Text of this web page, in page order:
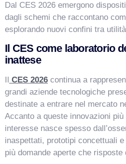
Dal CES 2026 emergono
dagli schemi che raccontano
esplorando nuovi confini tra
Il CES come laboratorio
inattese
Il CES 2026 continua a
grandi aziende tecnologiche
destinate a entrare nel mercato
Accanto a queste innovazioni
interesse nasce spesso
inaspettati, prototipi concettuali
più domande aperte che risposte